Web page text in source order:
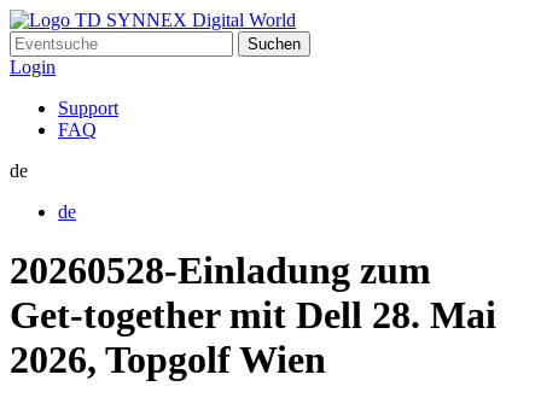
Suchen
nach:
Login
Support
FAQ
de
de
20260528-Einladung zum
Get‑together mit Dell 28. Mai
2026, Topgolf Wien